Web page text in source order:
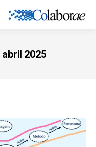
abril 2025